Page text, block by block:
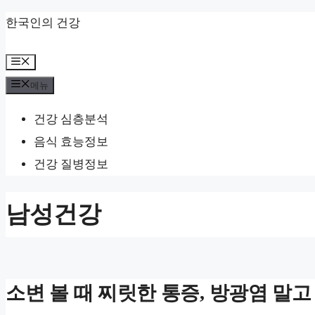
컨
츠
로
한국인의 건강
메
뉴
메뉴
건강 심층분석
음식 효능정보
건강 질병정보
남성건강
소변 볼 때 찌릿한 통증, 방광염 말